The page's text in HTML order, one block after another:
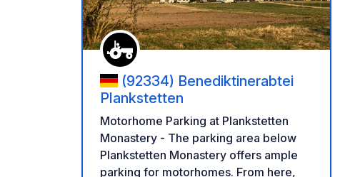
(92334) Benediktinerabtei
Plankstetten
Motorhome Parking at Plankstetten
Monastery - The parking area below
Plankstetten Monastery offers ample
parking for motorhomes. From here,